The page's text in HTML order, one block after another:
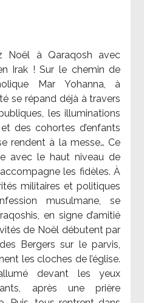
Noël à Qaraqosh avec
Irak ! Sur le chemin de
Mar Yohanna, à
se répand déjà à travers
les illuminations
des cohortes d’enfants
rendent à la messe… Ce
avec le haut niveau de
les fidèles. À
militaires et politiques
musulmane, se
en signe d’amitié
de Noël débutent par
Bergers sur le parvis,
les cloches de l’église.
devant les yeux
après une prière